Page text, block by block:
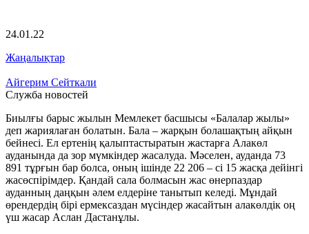
24.01.22
Жаңалықтар
Айгерим Сейткали
Служба новостей
Биылғы барыс жылын Мемлекет басшысы «Балалар жылы»
деп жариялаған болатын. Бала – жарқын болашақтың айқын
бейнесі. Ел ертенің қалыптастыратын жастарға Алакөл
ауданында да зор мүмкіндер жасалуда. Мәселен, ауданда 73
891 тұрғын бар болса, оның ішінде 22 206 – сі 15 жасқа дейінгі
жасөспірімдер. Қандай сала болмасын жас өнерпаздар
ауданның даңқын әлем елдеріне танытып келеді. Мұндай
өрендердің бірі ермексаздан мүсіндер жасайтын алакөлдік оң
үш жасар Аслан Дастанұлы.